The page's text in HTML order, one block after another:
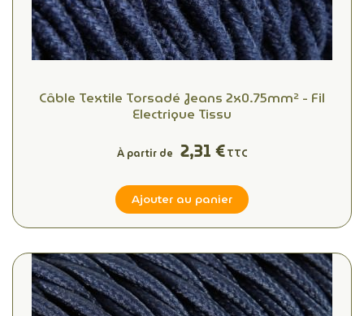
Câble Textile Torsadé Jeans 2x0.75mm² - Fil
Electrique Tissu
À partir de 2,31 €TTC
Ajouter au panier